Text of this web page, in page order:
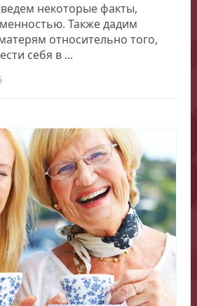
некоторые факты,
Также дадим
относительно того,
себя в ...